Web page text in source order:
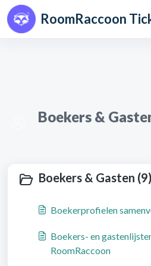
Doorgaan naar hoofdinhoud
Boekers &
Boekers & Gasten (9)
Boekerprofielen
Boekers- en
RoomRaccoon